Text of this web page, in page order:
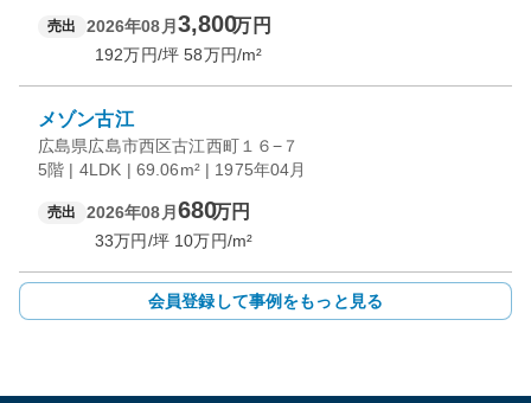
売出 2026年08月 3,800万円
192万円/坪 58万円/m²
メゾン古江
広島県広島市西区古江西町１６−７
5階 | 4LDK | 69.06m² | 1975年04月
売出 2026年08月 680万円
33万円/坪 10万円/m²
会員登録して事例をもっと見る